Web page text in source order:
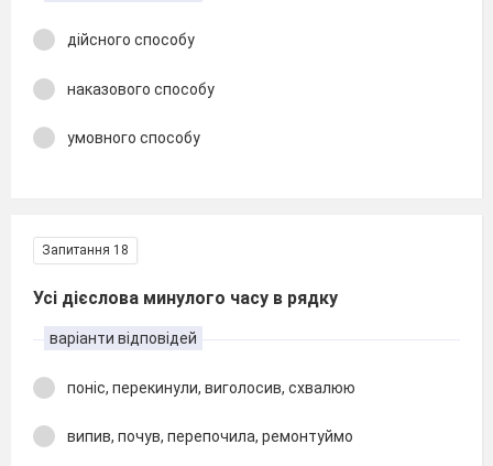
дійсного способу
наказового способу
умовного способу
Запитання 18
Усі дієслова минулого часу в рядку
варіанти відповідей
поніс, перекинули, виголосив, схвалюю
випив, почув, перепочила, ремонтуймо